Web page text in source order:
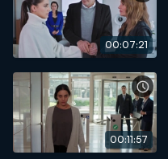
00:07:21
00:11:57